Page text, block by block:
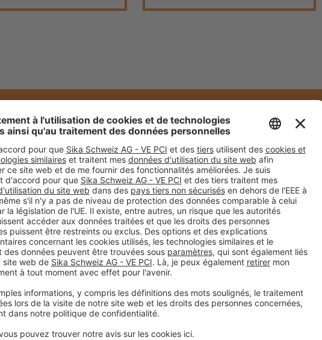
Pour chaque mastic d'étanchéité PCI, nous
de résine polyuréthanne, silane ou époxy, qui
verre acrylique, le béton, le bois et les émaux.
que pour les sols, les murs et les plafonds, les
d'appliquer une couche de fond professionnelle
matériaux de jointoiement. À la différence des
haut,PCI Elastoprimer 145etPCI Elastoprimer 220